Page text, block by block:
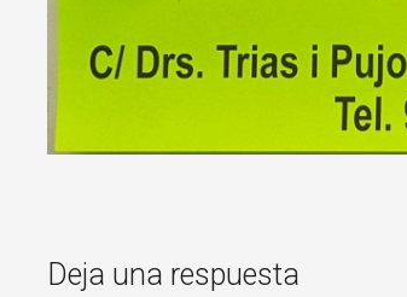
Deja una respuesta